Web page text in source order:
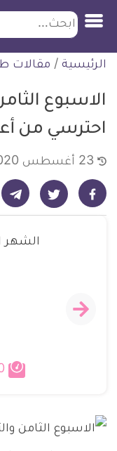
التخطي
للمحتوى
ابحث
الرئيسية / مقالات
الاسبوع
احترسي من
شارك على فيسبوك - ديلي ميديكال انفو شارك على تويتر - ديلي ميديكال انفو شارك على
الشهر
الاسبوع
طفلك